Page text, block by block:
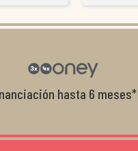
con el cliente, y
hasta 6 meses*